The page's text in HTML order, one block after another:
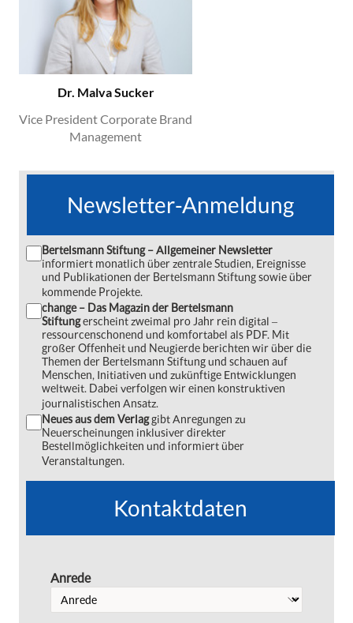
Dr. Malva Sucker
Vice President Corporate Brand
Management
Newsletter-Anmeldung
Bertelsmann Stiftung – Allgemeiner Newsletter
informiert monatlich über zentrale Studien, Ereignisse
und Publikationen der Bertelsmann Stiftung sowie über
kommende Projekte.
change – Das Magazin der Bertelsmann
Stiftungerscheint zweimal pro Jahr rein digital ‒
ressourcenschonend und komfortabel als PDF. Mit
großer Offenheit und Neugierde berichten wir über die
Themen der Bertelsmann Stiftung und schauen auf
Menschen, Initiativen und zukünftige Entwicklungen
weltweit. Dabei verfolgen wir einen konstruktiven
journalistischen Ansatz.
Neues aus dem Verlaggibt Anregungen zu
Neuerscheinungen inklusiver direkter
Bestellmöglichkeiten und informiert über
Veranstaltungen.
Kontaktdaten
Anrede